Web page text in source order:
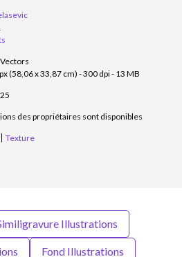
(58,06 x 33,87 cm) - 300 dpi - 13 MB
des propriétaires sont disponibles
Texture
Illustrations
Fond Illustrations